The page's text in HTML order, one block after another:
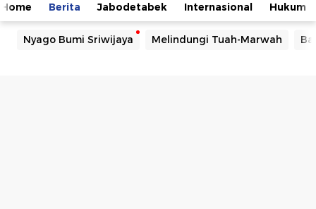
Home Berita Jabodetabek Internasional Hukum
Nyago Bumi Sriwijaya Melindungi Tuah-Marwah